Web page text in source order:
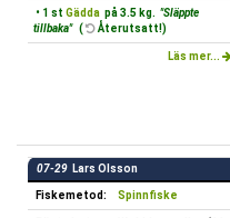
• 1 st Gädda på 3.5 kg. "Släppte
tillbaka" ( Återutsatt!)
Läs mer...
07-29 Lars Olsson
Fiskemetod: Spinnfiske